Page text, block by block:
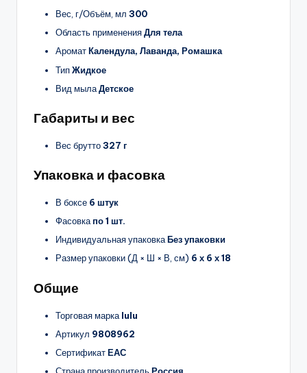
Вес, г/Объём, мл 300
Область примененияДля тела
АроматКалендула, Лаванда, Ромашка
ТипЖидкое
Вид мылаДетское
Габариты и вес
Вес брутто327 г
Упаковка и фасовка
В боксе 6 штук
Фасовкапо 1 шт.
Индивидуальная упаковкаБез упаковки
Размер упаковки (Д × Ш × В, см) 6 х 6 х 18
Общие
Торговая марка lulu
Артикул 9808962
СертификатЕАС